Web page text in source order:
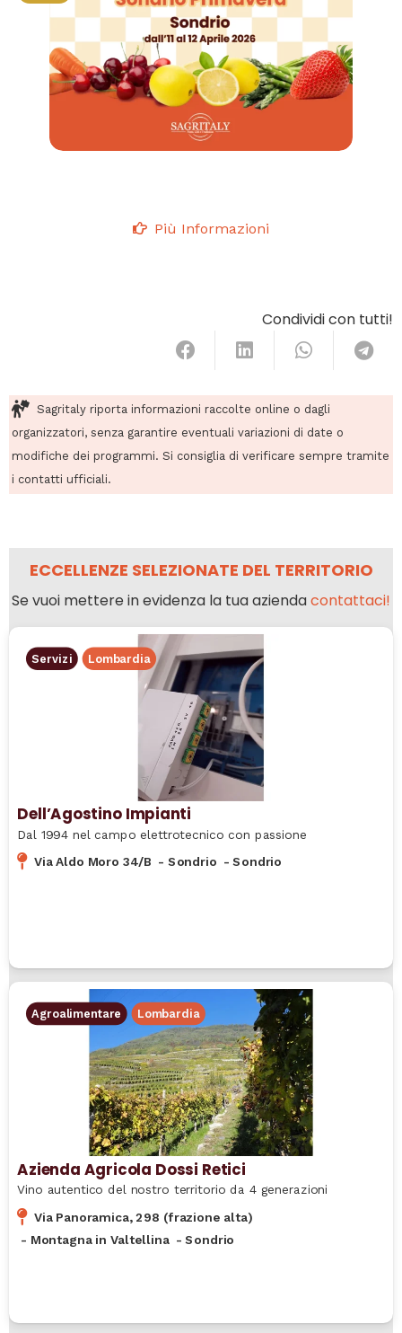
Più Informazioni
Condividi con tutti!
Sagritaly riporta informazioni raccolte online o dagli
organizzatori, senza garantire eventuali variazioni di date o
modifiche dei programmi. Si consiglia di verificare sempre tramite
i contatti ufficiali.
ECCELLENZE SELEZIONATE DEL TERRITORIO
Se vuoi mettere in evidenza la tua aziendacontattaci!
Servizi Lombardia
Dell’Agostino Impianti
Dal 1994 nel campo elettrotecnico con passione
Via Aldo Moro 34/B - Sondrio -Sondrio
Agroalimentare Lombardia
Azienda Agricola Dossi Retici
Vino autentico del nostro territorio da 4 generazioni
Via Panoramica, 298 (frazione alta)
- Montagna in Valtellina -Sondrio